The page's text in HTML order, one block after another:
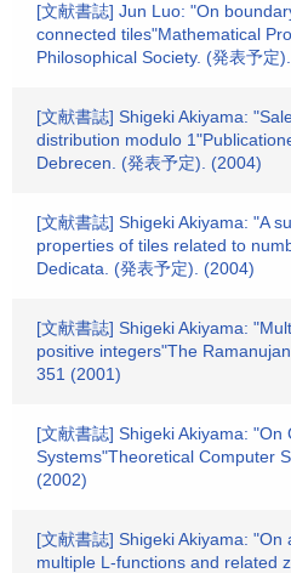
[文献書誌] Jun Luo: "On
connected tiles"Mathematical
Philosophical Society. (発表予定
[文献書誌] Shigeki Akiyama:
distribution modulo
Debrecen. (発表予定). (2004)
[文献書誌] Shigeki Akiyama: "A
properties of tiles related to
Dedicata. (発表予定). (2004)
[文献書誌] Shigeki Akiyama:
positive integers"The
351 (2001)
[文献書誌] Shigeki Akiyama: "On
Systems"Theoretical Computer
(2002)
[文献書誌] Shigeki Akiyama:
multiple L-functions and related